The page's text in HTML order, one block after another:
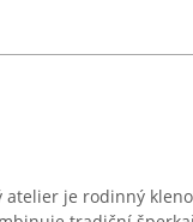
atelier je rodinný